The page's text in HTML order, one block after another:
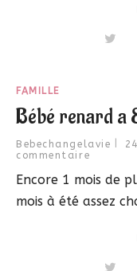
FAMILLE
Bébé renard a
Bebechangelavie
commentaire
Encore 1 mois de
mois à été assez